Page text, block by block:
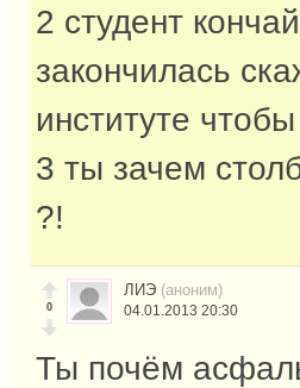
2 студент
закончилась
институте
3 ты зачем
?!
0
ЛИЭ (аноним)
04.01.2013 20:30
Ты почём